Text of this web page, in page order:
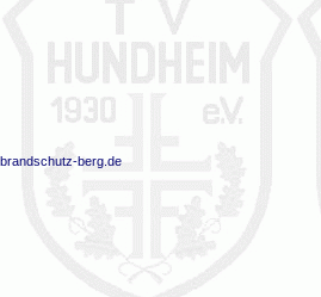
brandschutz-berg.de